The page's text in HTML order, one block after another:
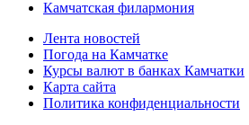
Камчатская филармония
Лента новостей
Погода на Камчатке
Курсы валют в банках Камчатки
Карта сайта
Политика конфиденциальности